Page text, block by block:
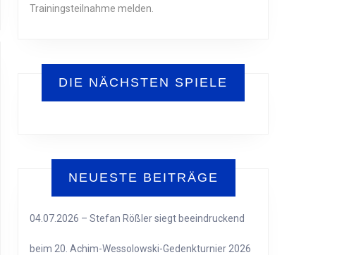
Trainingsteilnahme melden.
DIE NÄCHSTEN SPIELE
NEUESTE BEITRÄGE
04.07.2026 – Stefan Rößler siegt beeindruckend
beim 20. Achim-Wessolowski-Gedenkturnier 2026